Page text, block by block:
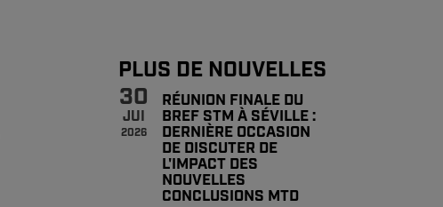
PLUS DE NOUVELLES
30
JUI
2026
RÉUNION FINALE DU
BREF STM À SÉVILLE :
DERNIÈRE OCCASION
DE DISCUTER DE
L'IMPACT DES
NOUVELLES
CONCLUSIONS MTD